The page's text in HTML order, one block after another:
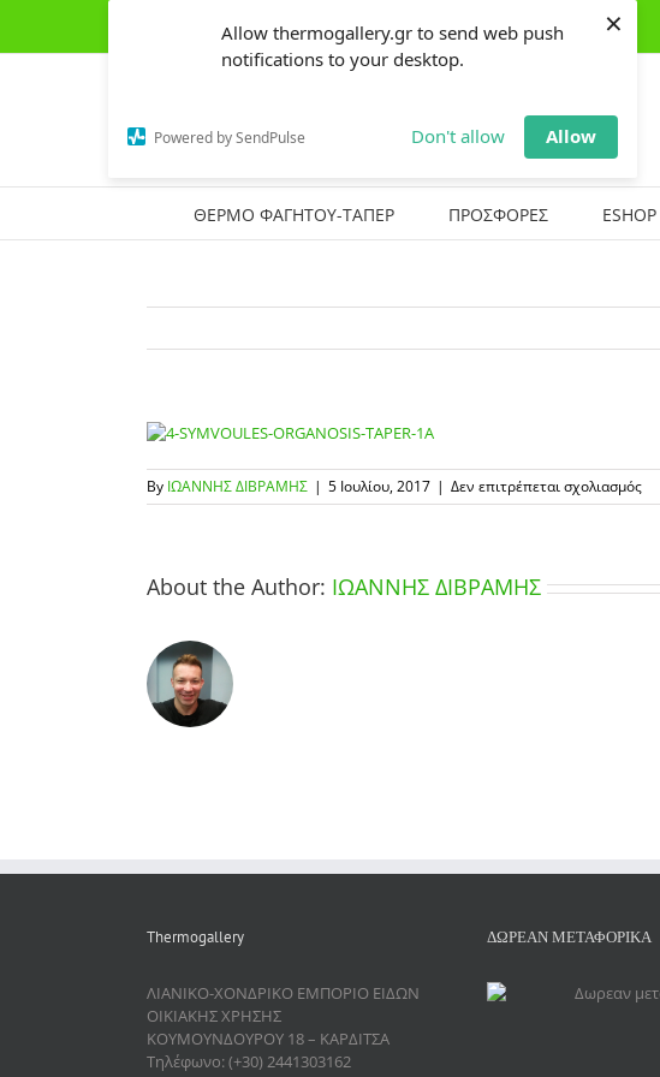
Allow thermogallery.gr to send web push
notifications to your desktop.
Powered by SendPulse Don't allow Allow
×
content
(+30) 2441303162 | thermogallery@gmail.com
ΘΕΡΜΟ ΦΑΓΗΤΟΥ-ΤΑΠΕΡ ΠΡΟΣΦΟΡΕΣ ESHOP
By ΙΩΑΝΝΗΣ ΔΙΒΡΑΜΗΣ | 5 Ιουλίου, 2017 | Δεν επιτρέπεται σχολιασμόςστο
4-
1A
About the Author: ΙΩΑΝΝΗΣ ΔΙΒΡΑΜΗΣ
Thermogallery
ΛΙΑΝΙΚΟ-ΧΟΝΔΡΙΚΟ ΕΜΠΟΡΙΟ ΕΙΔΩΝ
ΟΙΚΙΑΚΗΣ ΧΡΗΣΗΣ
ΚΟΥΜΟΥΝΔΟΥΡΟΥ 18 – ΚΑΡΔΙΤΣΑ
Τηλέφωνο: (+30) 2441303162
ΔΩΡΕΑΝ ΜΕΤΑΦΟΡΙΚΑ